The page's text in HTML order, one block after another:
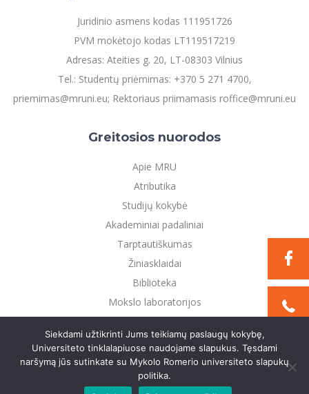
Juridinio asmens kodas 111951726
PVM mokėtojo kodas LT119517219
Adresas: Ateities g. 20, LT-08303 Vilnius
Tel.: Studentų priėmimas: +370 5 271 4700,
priemimas@mruni.eu; Rektoriaus priimamasis roffice@mruni.eu
Greitosios nuorodos
Apie MRU
Atributika
Studijų kokybė
Akademiniai padaliniai
Tarptautiškumas
Žiniasklaidai
Biblioteka
Mokslo laboratorijos
Privatumo politika
©2021 Mykolo Romerio universitetas. Visos teisės
saugomos
Siekdami užtikrinti Jums teikiamų paslaugų kokybę,
Universiteto tinklalapiuose naudojame slapukus. Tęsdami
naršymą jūs sutinkate su Mykolo Romerio universiteto slapukų
politika.